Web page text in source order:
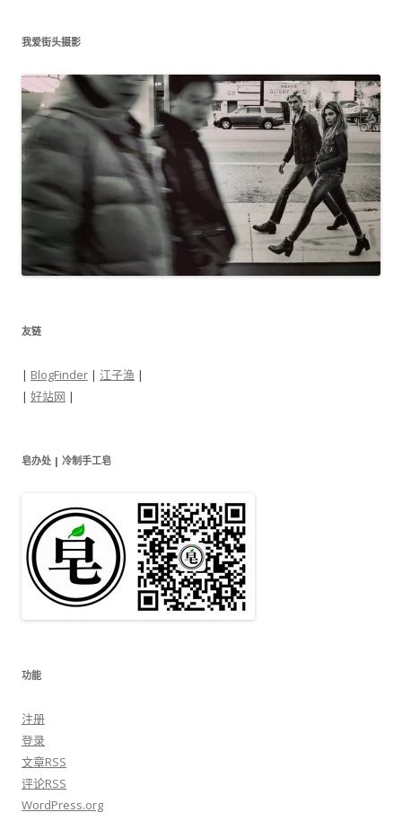
我爱街头摄影
友链
| BlogFinder | 江子渔 |
| 好站网 |
皂办处 | 冷制手工皂
功能
注册
登录
文章RSS
评论RSS
WordPress.org